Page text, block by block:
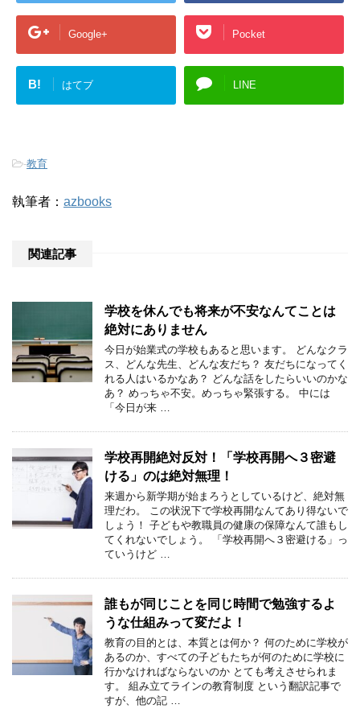
Google+ Pocket
B! はてブ LINE
-教育
執筆者： azbooks
関連記事
学校を休んでも将来が不安なんてことは
絶対にありません
今日が始業式の学校もあると思います。 どんなクラ
ス、どんな先生、どんな友だち？ 友だちになってく
れる人はいるかなあ？ どんな話をしたらいいのかな
あ？ めっちゃ不安。めっちゃ緊張する。 中には
「今日が来 …
学校再開絶対反対！「学校再開へ３密避
ける」のは絶対無理！
来週から新学期が始まろうとしているけど、絶対無
理だわ。 この状況下で学校再開なんてあり得ないで
しょう！ 子どもや教職員の健康の保障なんて誰もし
てくれないでしょう。 「学校再開へ３密避ける」っ
ていうけど …
誰もが同じことを同じ時間で勉強するよ
うな仕組みって変だよ！
教育の目的とは、本質とは何か？ 何のために学校が
あるのか、すべての子どもたちが何のために学校に
行かなければならないのか とても考えさせられま
す。 組み立てラインの教育制度 という翻訳記事で
すが、他の記 …